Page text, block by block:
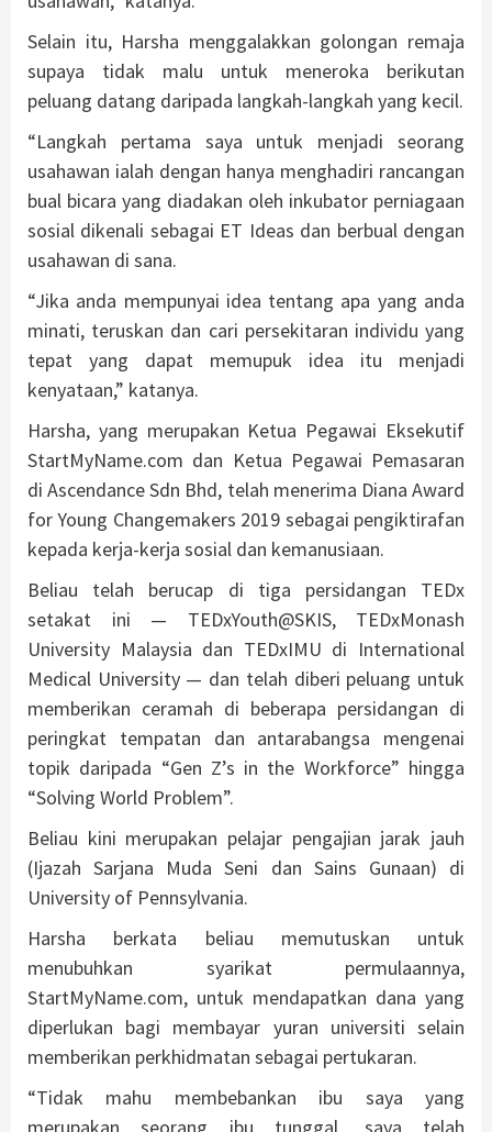
Selain itu, Harsha menggalakkan golongan remaja
supaya tidak malu untuk meneroka berikutan
peluang datang daripada langkah-langkah yang kecil.
“Langkah pertama saya untuk menjadi seorang
usahawan ialah dengan hanya menghadiri rancangan
bual bicara yang diadakan oleh inkubator perniagaan
sosial dikenali sebagai ET Ideas dan berbual dengan
usahawan di sana.
“Jika anda mempunyai idea tentang apa yang anda
minati, teruskan dan cari persekitaran individu yang
tepat yang dapat memupuk idea itu menjadi
kenyataan,” katanya.
Harsha, yang merupakan Ketua Pegawai Eksekutif
StartMyName.com dan Ketua Pegawai Pemasaran
di Ascendance Sdn Bhd, telah menerima Diana Award
for Young Changemakers 2019 sebagai pengiktirafan
kepada kerja-kerja sosial dan kemanusiaan.
Beliau telah berucap di tiga persidangan TEDx
setakat ini — TEDxYouth@SKIS, TEDxMonash
University Malaysia dan TEDxIMU di International
Medical University — dan telah diberi peluang untuk
memberikan ceramah di beberapa persidangan di
peringkat tempatan dan antarabangsa mengenai
topik daripada “Gen Z’s in the Workforce” hingga
“Solving World Problem”.
Beliau kini merupakan pelajar pengajian jarak jauh
(Ijazah Sarjana Muda Seni dan Sains Gunaan) di
University of Pennsylvania.
Harsha berkata beliau memutuskan untuk
menubuhkan syarikat permulaannya,
StartMyName.com, untuk mendapatkan dana yang
diperlukan bagi membayar yuran universiti selain
memberikan perkhidmatan sebagai pertukaran.
“Tidak mahu membebankan ibu saya yang
merupakan seorang ibu tunggal, saya telah